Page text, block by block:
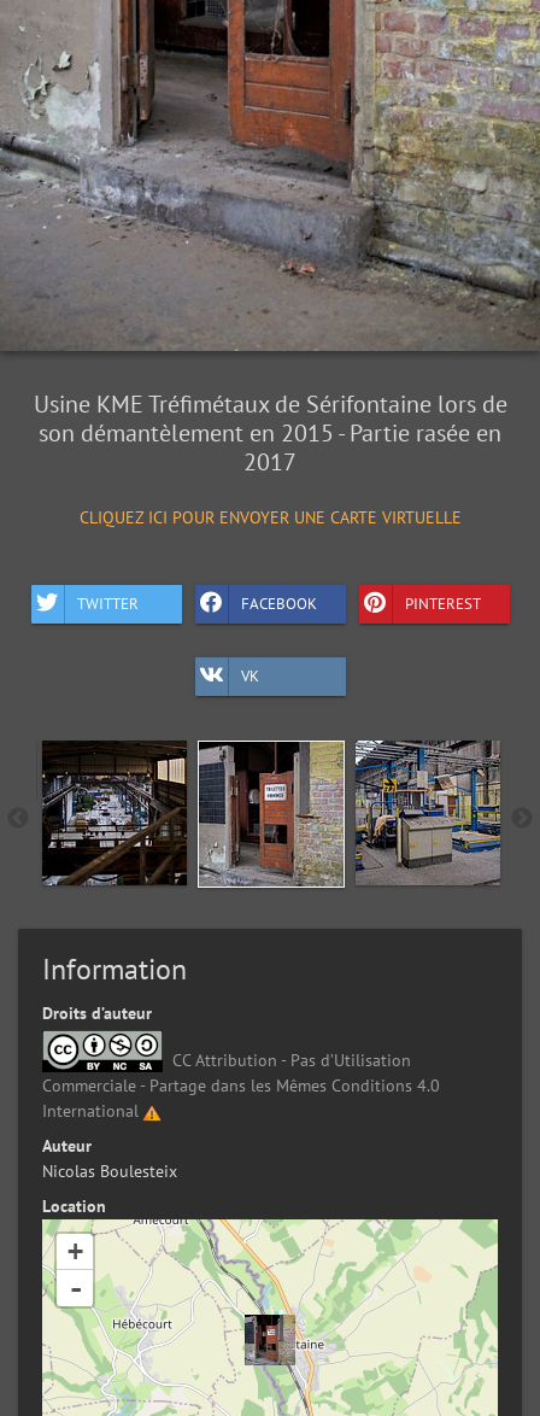
Usine KME Tréfimétaux de Sérifontaine lors de
son démantèlement en 2015 - Partie rasée en
2017
CLIQUEZ ICI POUR ENVOYER UNE CARTE VIRTUELLE
TWITTER FACEBOOK PINTEREST
VK
Information
Droits d’auteur
CC Attribution - Pas d’Utilisation
Commerciale - Partage dans les Mêmes Conditions 4.0
International
Auteur
Nicolas Boulesteix
Location
+
-